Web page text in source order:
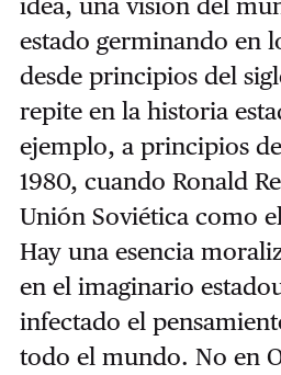
estado germinando en
desde principios del
repite en la historia
ejemplo, a principios
1980, cuando Ronald
Unión Soviética como
Hay una esencia
en el imaginario
infectado el
todo el mundo. No en